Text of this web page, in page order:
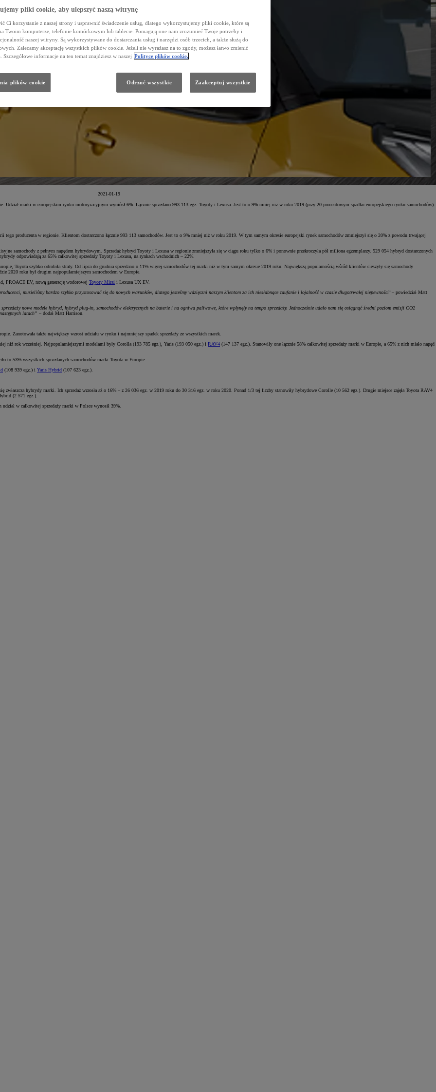
2021-01-19
Udział marki w europejskim rynku motoryzacyjnym wyniósł 6%. Łącznie sprzedano 993 113 egz. Toyoty i Lexusa. Jest to o 9% mniej niż w roku 2019 (przy 20-procentowym spadku europejskiego rynku samochodów).
producenta w regionie. Klientom dostarczono łącznie 993 113 samochodów. Jest to o 9% mniej niż w roku 2019. W tym samym okresie europejski rynek samochodów zmniejszył się o 20% z powodu trwającej
samochody z pełnym napędem hybrydowym. Sprzedaż hybryd Toyoty i Lexusa w regionie zmniejszyła się w ciągu roku tylko o 6% i ponownie przekroczyła pół miliona egzemplarzy. 529 054 hybryd dostarczonych
odpowiadają za 65% całkowitej sprzedaży Toyoty i Lexusa, na rynkach wschodnich – 22%.
Toyota szybko odrobiła straty. Od lipca do grudnia sprzedano o 11% więcej samochodów tej marki niż w tym samym okresie 2019 roku. Największą popularnością wśród klientów cieszyły się samochody
2020 roku był drugim najpopularniejszym samochodem w Europie.
EV, nową generację wodorowej Toyoty Mirai i Lexusa UX EV.
musieliśmy bardzo szybko przystosować się do nowych warunków, dlatego jesteśmy wdzięczni naszym klientom za ich niesłabnące zaufanie i lojalność w czasie długotrwałej niepewności”– powiedział Matt
nowe modele hybryd, hybryd plug-in, samochodów elektrycznych na baterie i na ogniwa paliwowe, które wpłynęły na tempo sprzedaży. Jednocześnie udało nam się osiągnąć średni poziom emisji CO2
latach” – dodał Matt Harrison.
Zanotowała także największy wzrost udziału w rynku i najmniejszy spadek sprzedaży ze wszystkich marek.
niż rok wcześniej. Najpopularniejszymi modelami były Corolla (193 785 egz.), Yaris (193 050 egz.) i RAV4 (147 137 egz.). Stanowiły one łącznie 58% całkowitej sprzedaży marki w Europie, a 65% z nich miało napęd
to 53% wszystkich sprzedanych samochodów marki Toyota w Europie.
(108 939 egz.) i Yaris Hybrid (107 623 egz.).
zwłaszcza hybrydy marki. Ich sprzedaż wzrosła aż o 16% – z 26 036 egz. w 2019 roku do 30 316 egz. w roku 2020. Ponad 1/3 tej liczby stanowiły hybrydowe Corolle (10 562 egz.). Drugie miejsce zajęła Toyota RAV4
(2 571 egz.).
w całkowitej sprzedaży marki w Polsce wynosił 39%.
pliki cookie, aby ulepszyć naszą witrynę
Ci korzystanie z naszej strony i usprawnić świadczenie usług, dlatego wykorzystujemy pliki cookie, które są
Twoim komputerze, telefonie komórkowym lub tablecie. Pomagają one nam zrozumieć Twoje potrzeby i
naszej witryny. Są wykorzystywane do dostarczania usług i narzędzi osób trzecich, a także służą do
Zalecamy akceptację wszystkich plików cookie. Jeżeli nie wyrażasz na to zgody, możesz łatwo zmienić
Szczegółowe informacje na ten temat znajdziesz w naszej Polityce plików cookie.
plików cookie Odrzuć wszystkie Zaakceptuj wszystkie